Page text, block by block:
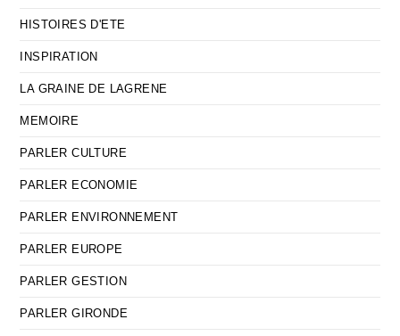
HISTOIRES D'ETE
INSPIRATION
LA GRAINE DE LAGRENE
MEMOIRE
PARLER CULTURE
PARLER ECONOMIE
PARLER ENVIRONNEMENT
PARLER EUROPE
PARLER GESTION
PARLER GIRONDE